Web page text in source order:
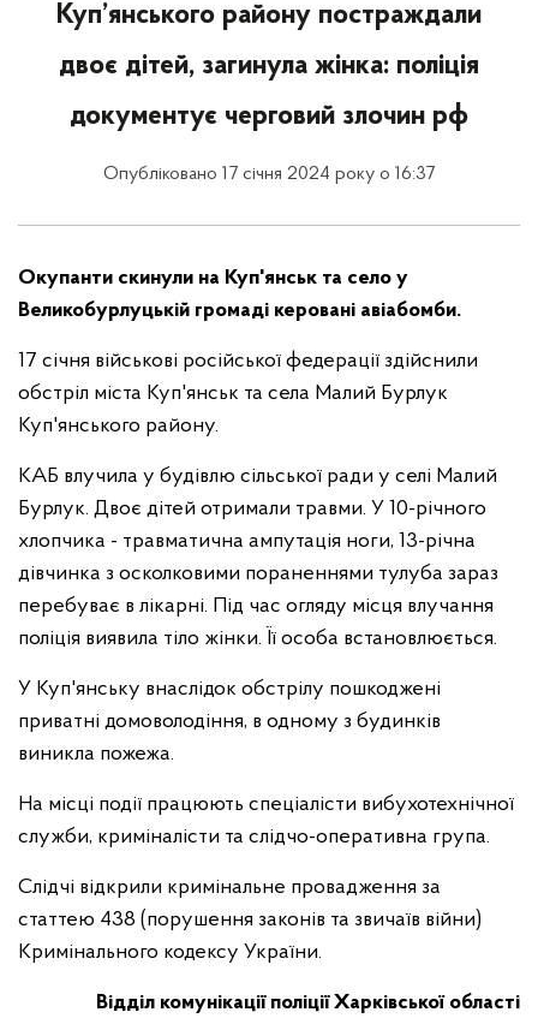
Куп’янського району постраждали
двоє дітей, загинула жінка: поліція
документує черговий злочин рф
Опубліковано 17 січня 2024 року о 16:37
Окупанти скинули на Куп'янськ та село у
Великобурлуцькій громаді керовані авіабомби.
17 січня військові російської федерації здійснили
обстріл міста Куп'янськ та села Малий Бурлук
Куп'янського району.
КАБ влучила у будівлю сільської ради у селі Малий
Бурлук. Двоє дітей отримали травми. У 10-річного
хлопчика - травматична ампутація ноги, 13-річна
дівчинка з осколковими пораненнями тулуба зараз
перебуває в лікарні. Під час огляду місця влучання
поліція виявила тіло жінки. Її особа встановлюється.
У Куп'янську внаслідок обстрілу пошкоджені
приватні домоволодіння, в одному з будинків
виникла пожежа.
На місці події працюють спеціалісти вибухотехнічної
служби, криміналісти та слідчо-оперативна група.
Слідчі відкрили кримінальне провадження за
статтею 438 (порушення законів та звичаїв війни)
Кримінального кодексу України.
Відділ комунікації поліції Харківської області